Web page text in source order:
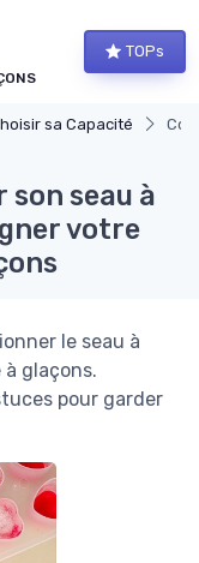
TOPs
sa Capacité
seau à
votre
le seau à
glaçons.
pour garder